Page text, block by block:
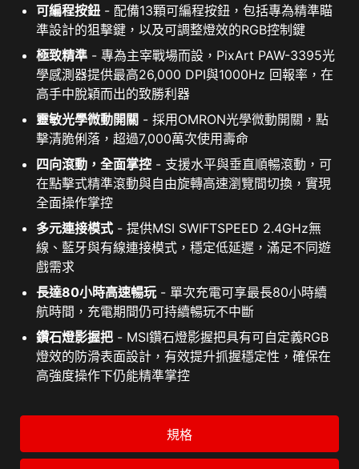
可編程按鈕 - 配備13顆可編程按鈕，包括專為精準瞄
準設計的狙擊鍵，以及可調整燈效的RGB控制鍵
極致精準 - 專為主宰戰場而設，PixArt PAW-3395光
學感測器提供最高26,000 DPI與1000Hz 回報率，在
高手中脫穎而出的致勝利器
靈敏光學微動開關 - 採用OMRON光學微動開關，點
擊清脆俐落，超過7,000萬次使用壽命
四向滾動，全面掌控 - 支援水平與垂直順暢滾動，可
在點擊式精準滾動與自由旋轉高速瀏覽間切換，實現
全面操作掌控
多元連接模式 - 提供MSI SWIFTSPEED 2.4GHz無
線、藍牙與有線連接模式，穩定低延遲，滿足不同遊
戲需求
長達80小時高速暢玩- 單次充電可享最長80小時續
航時間，充電期間仍可持續暢玩不中斷
鑽石燈影握把 - MSI鑽石燈影握把具有可自定義RGB
燈效的防滑表面設計，有效提升抓握穩定性，確保在
高強度操作下仍能精準掌控
規格